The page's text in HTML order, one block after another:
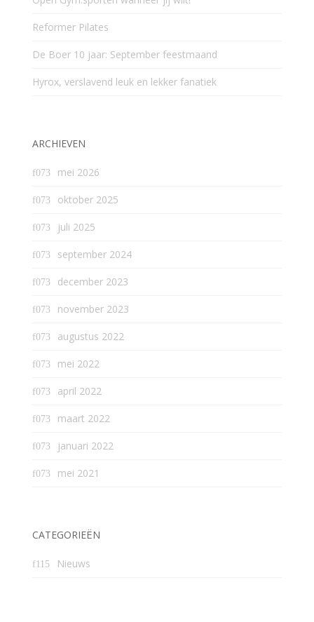
Reformer Pilates
De Boer 10 jaar: September feestmaand
Hyrox, verslavend leuk en lekker fanatiek
ARCHIEVEN
mei 2026
oktober 2025
juli 2025
september 2024
december 2023
november 2023
augustus 2022
mei 2022
april 2022
maart 2022
januari 2022
mei 2021
CATEGORIEËN
Nieuws